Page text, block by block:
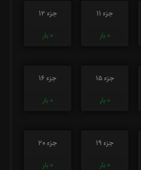
جزء 11
0 بار
جزء 12
0 بار
جزء 15
0 بار
جزء 16
0 بار
جزء 19
0 بار
جزء 20
0 بار